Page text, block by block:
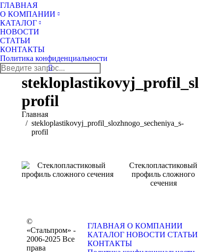
ГЛАВНАЯ
О КОМПАНИИ
КАТАЛОГ
НОВОСТИ
СТАТЬИ
КОНТАКТЫ
Политика конфиденциальности
Поиск:
profil
Вы здесь:
Главная
stekloplastikovyj_profil_slozhnogo_secheniya_s-
profil
Стеклопластиковый
профиль сложного
сечения
©
«Стальпром» -
2006-2025 Все
права
ГЛАВНАЯ О КОМПАНИИ
КАТАЛОГ НОВОСТИ СТАТЬИ
КОНТАКТЫ